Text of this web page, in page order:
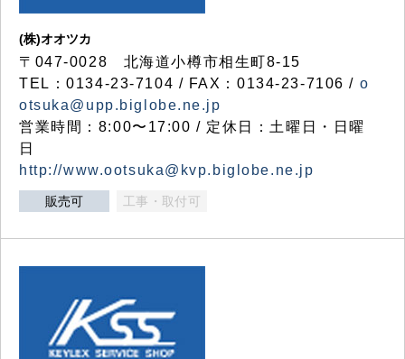
(株)オオツカ
〒047-0028 北海道小樽市相生町8-15
TEL：0134-23-7104 / FAX：0134-23-7106 / o
otsuka@upp.biglobe.ne.jp
営業時間：8:00〜17:00 / 定休日：土曜日・日曜
日
http://www.ootsuka@kvp.biglobe.ne.jp
販売可 工事・取付可